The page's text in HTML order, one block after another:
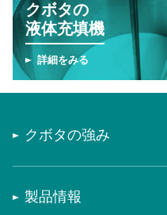
クボタの
液体充填機
詳細をみる
クボタの強み
製品情報